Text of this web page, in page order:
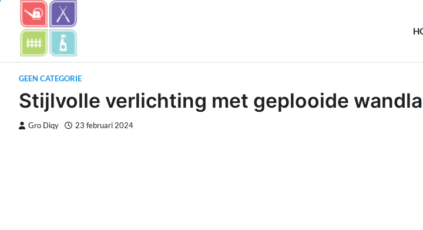
content
GEEN CATEGORIE
Stijlvolle verlichting met geplooide
Gro Diqy 23 februari 2024